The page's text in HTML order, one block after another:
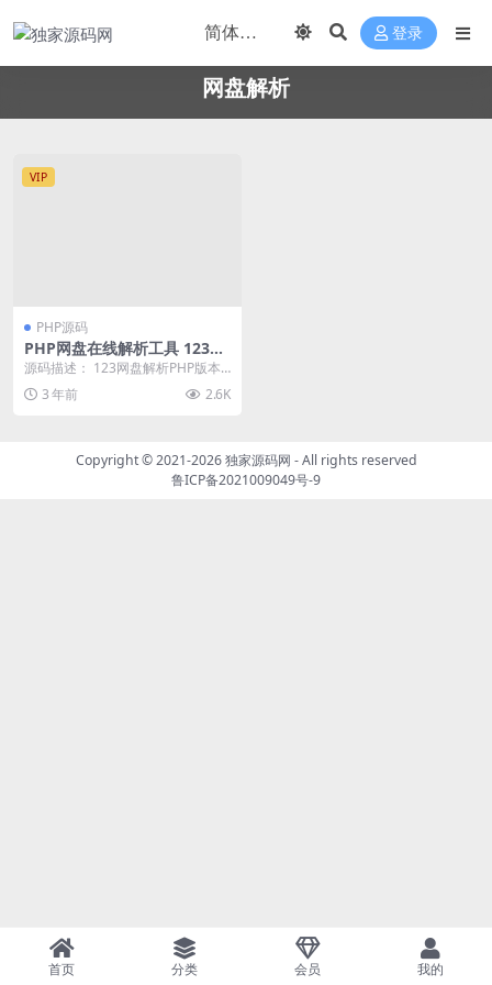
登录
网盘解析
VIP
PHP源码
PHP网盘在线解析工具 123网
盘在线解析PHP源码
源码描述： 123网盘解析PHP版本
源码是一种非常实用的工具，可以
方便地帮助用户...
3 年前 2.6K
Copyright © 2021-2026独家源码网 - All rights reserved
鲁ICP备2021009049号-9
首页 分类 会员 我的